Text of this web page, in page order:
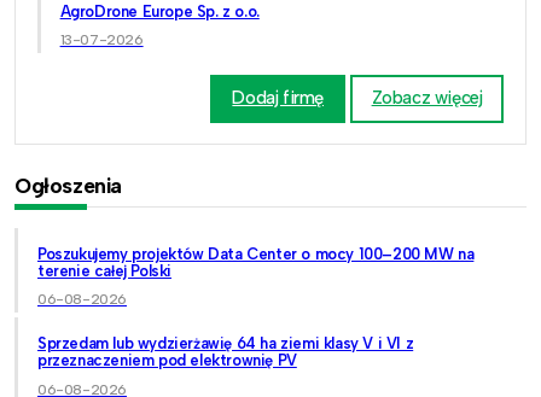
AgroDrone Europe Sp. z o.o.
13-07-2026
Dodaj firmę Zobacz więcej
Ogłoszenia
Poszukujemy projektów Data Center o mocy 100–200 MW na
terenie całej Polski
06-08-2026
Sprzedam lub wydzierżawię 64 ha ziemi klasy V i VI z
przeznaczeniem pod elektrownię PV
06-08-2026